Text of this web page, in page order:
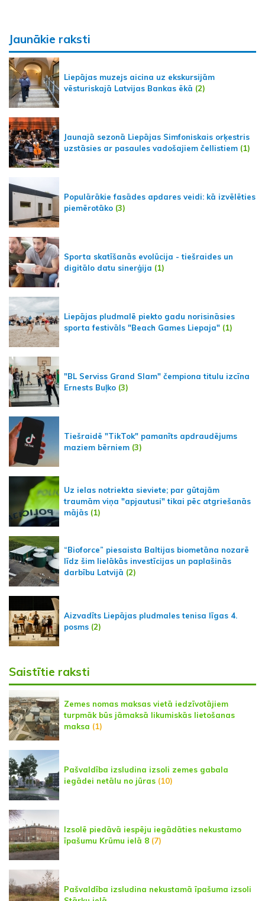
Jaunākie raksti
Liepājas muzejs aicina uz ekskursijām
vēsturiskajā Latvijas Bankas ēkā (2)
Jaunajā sezonā Liepājas Simfoniskais orķestris
uzstāsies ar pasaules vadošajiem čellistiem (1)
Populārākie fasādes apdares veidi: kā izvēlēties
piemērotāko (3)
Sporta skatīšanās evolūcija - tiešraides un
digitālo datu sinerģija (1)
Liepājas pludmalē piekto gadu norisināsies
sporta festivāls "Beach Games Liepaja" (1)
"BL Serviss Grand Slam" čempiona titulu izcīna
Ernests Buļko (3)
Tiešraidē "TikTok" pamanīts apdraudējums
maziem bērniem (3)
Uz ielas notriekta sieviete; par gūtajām
traumām viņa "apjautusi" tikai pēc atgriešanās
mājās (1)
“Bioforce” piesaista Baltijas biometāna nozarē
līdz šim lielākās investīcijas un paplašinās
darbību Latvijā (2)
Aizvadīts Liepājas pludmales tenisa līgas 4.
posms (2)
Saistītie raksti
Zemes nomas maksas vietā iedzīvotājiem
turpmāk būs jāmaksā likumiskās lietošanas
maksa (1)
Pašvaldība izsludina izsoli zemes gabala
iegādei netālu no jūras (10)
Izsolē piedāvā iespēju iegādāties nekustamo
īpašumu Krūmu ielā 8 (7)
Pašvaldība izsludina nekustamā īpašuma izsoli